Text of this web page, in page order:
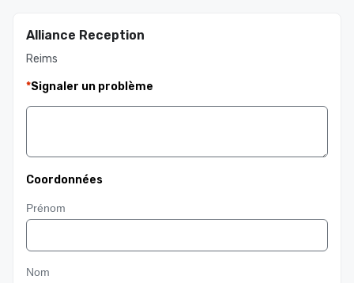
Alliance Reception
Reims
*Signaler un problème
Coordonnées
Prénom
Nom